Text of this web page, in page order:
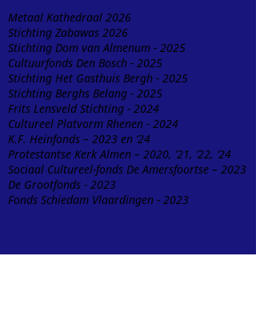
Metaal Kathedraal 2026
Stichting Zabawas 2026
Stichting Dom van Almenum - 2025
Cultuurfonds Den Bosch - 2025
Stichting Het Gasthuis Bergh - 2025
Stichting Berghs Belang - 2025
Frits Lensveld Stichting - 2024
Cultureel Platvorm Rhenen - 2024
K.F. Heinfonds – 2023 en ‘24
Protestantse Kerk Almen – 2020, ’21, ’22, ‘24
Sociaal Cultureel-fonds De Amersfoortse – 2023
De Grootfonds - 2023
Fonds Schiedam Vlaardingen - 2023